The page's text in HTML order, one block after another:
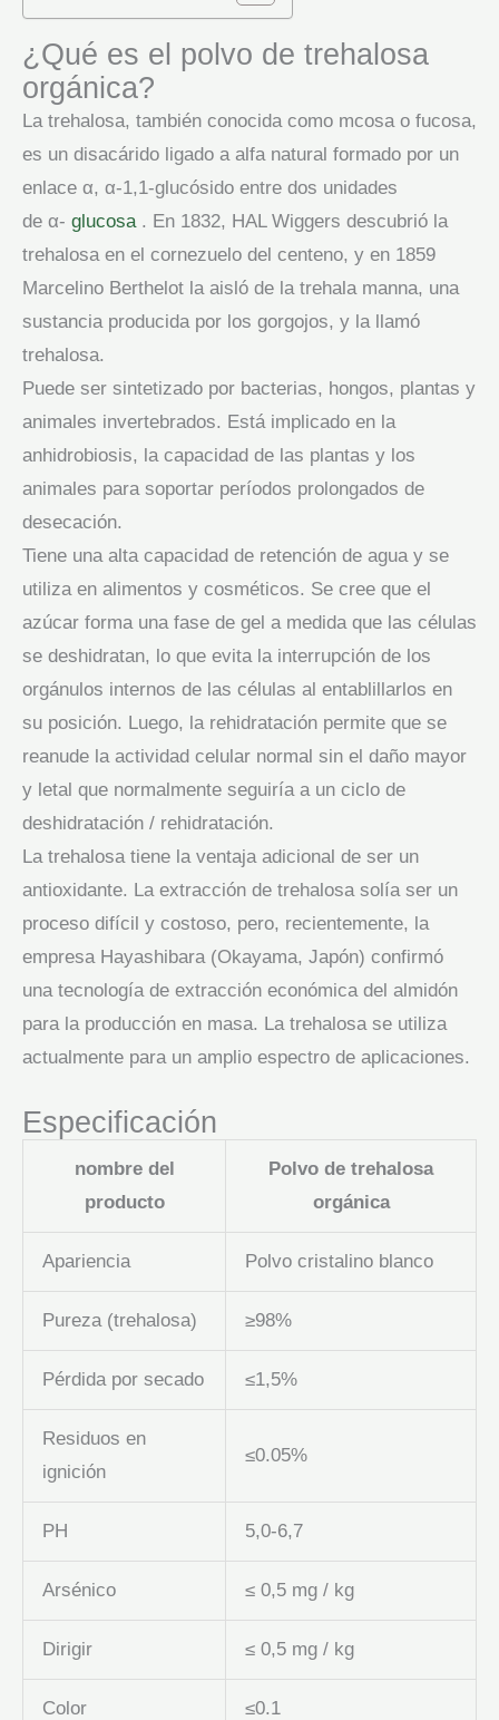
¿Qué es el polvo de trehalosa
orgánica?
La trehalosa, también conocida como mcosa o fucosa,
es un disacárido ligado a alfa natural formado por un
enlace α, α-1,1-glucósido entre dos unidades
de α- glucosa. En 1832, HAL Wiggers descubrió la
trehalosa en el cornezuelo del centeno, y en 1859
Marcelino Berthelot la aisló de la trehala manna, una
sustancia producida por los gorgojos, y la llamó
trehalosa.
Puede ser sintetizado por bacterias, hongos, plantas y
animales invertebrados. Está implicado en la
anhidrobiosis, la capacidad de las plantas y los
animales para soportar períodos prolongados de
desecación.
Tiene una alta capacidad de retención de agua y se
utiliza en alimentos y cosméticos. Se cree que el
azúcar forma una fase de gel a medida que las células
se deshidratan, lo que evita la interrupción de los
orgánulos internos de las células al entablillarlos en
su posición. Luego, la rehidratación permite que se
reanude la actividad celular normal sin el daño mayor
y letal que normalmente seguiría a un ciclo de
deshidratación / rehidratación.
La trehalosa tiene la ventaja adicional de ser un
antioxidante. La extracción de trehalosa solía ser un
proceso difícil y costoso, pero, recientemente, la
empresa Hayashibara (Okayama, Japón) confirmó
una tecnología de extracción económica del almidón
para la producción en masa. La trehalosa se utiliza
actualmente para un amplio espectro de aplicaciones.
Especificación
nombre del
producto
Polvo de trehalosa
orgánica
Apariencia Polvo cristalino blanco
Pureza (trehalosa) ≥98%
Pérdida por secado ≤1,5%
Residuos en
ignición
≤0.05%
PH 5,0-6,7
Arsénico ≤ 0,5 mg / kg
Dirigir ≤ 0,5 mg / kg
Color ≤0.1